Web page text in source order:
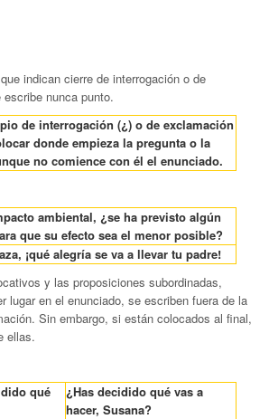
indican cierre de interrogación o de
nunca punto.
de interrogación (¿) o de exclamación
donde empieza la pregunta o la
no comience con él el enunciado.
ambiental, ¿se ha previsto algún
que su efecto sea el menor posible?
¡qué alegría se va a llevar tu padre!
y las proposiciones subordinadas,
lugar en el enunciado, se escriben fuera de la
Sin embargo, si están colocados al final,
ellas.
qué
¿Has decidido qué vas a
hacer, Susana?